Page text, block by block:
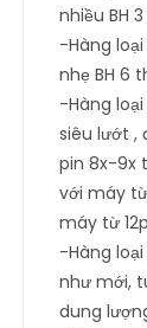
nhiều BH
-Hàng loại
nhẹ BH 6
-Hàng
siêu lướt ,
pin 8x-9x
với máy từ
máy từ
-Hàng
như mới,
dung